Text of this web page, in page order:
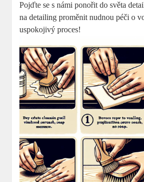
Pojďte se s námi ​ponořit ⁤do světa
na detailing proměnit nudnou péči o
uspokojivý proces!